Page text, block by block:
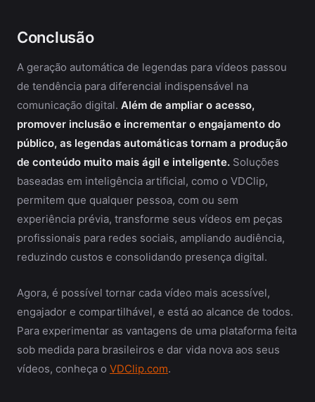
Conclusão
A geração automática de legendas para vídeos passou
de tendência para diferencial indispensável na
comunicação digital. Além de ampliar o acesso,
promover inclusão e incrementar o engajamento do
público, as legendas automáticas tornam a produção
de conteúdo muito mais ágil e inteligente. Soluções
baseadas em inteligência artificial, como o VDClip,
permitem que qualquer pessoa, com ou sem
experiência prévia, transforme seus vídeos em peças
profissionais para redes sociais, ampliando audiência,
reduzindo custos e consolidando presença digital.
Agora, é possível tornar cada vídeo mais acessível,
engajador e compartilhável, e está ao alcance de todos.
Para experimentar as vantagens de uma plataforma feita
sob medida para brasileiros e dar vida nova aos seus
vídeos, conheça o VDClip.com.